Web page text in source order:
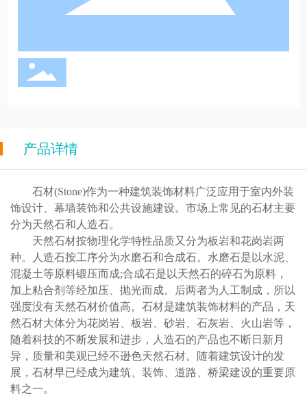
产品详情
石材(Stone)作为一种建筑装饰材料广泛应用于室内外装
饰设计、幕墙装饰和公共设施建设。市场上常见的石材主要
分为天然石和人造石。
天然石材按物理化学特性品质又分为板岩和花岗岩两
种。人造石按工序分为水磨石和合成石。水磨石是以水泥、
混凝土等原料锻压而成;合成石是以天然石的碎石为原料，
加上粘合剂等经加压、抛光而成。后两者为人工制成，所以
强度没有天然石材价值高。石材是建筑装饰材料的产品，天
然石材大体分为花岗岩、板岩、砂岩、石灰岩、火山岩等，
随着科技的不断发展和进步，人造石的产品也不断日新月
异，质量和美观已经不逊色天然石材。随着建筑设计的发
展，石材早已经成为建筑、装饰、道路、桥梁建设的重要原
料之一。